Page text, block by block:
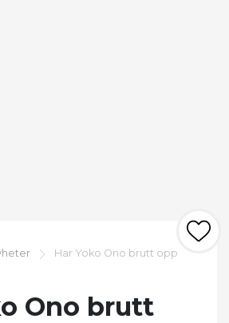
Har Yoko Ono brutt opp
Ono brutt